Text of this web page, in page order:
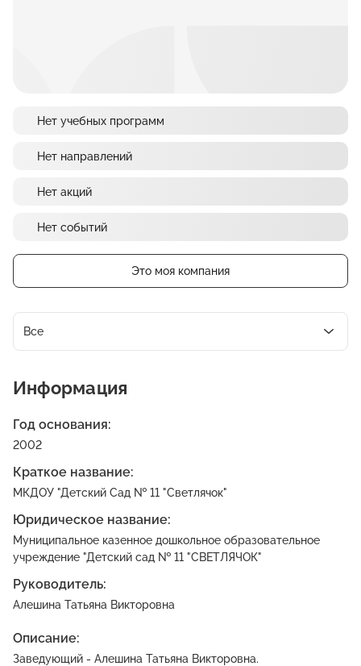
Нет учебных программ
Нет направлений
Нет акций
Нет событий
Это моя компания
Все
Информация
Год основания:
2002
Краткое название:
МКДОУ "Детский Сад № 11 "Светлячок"
Юридическое название:
Муниципальное казенное дошкольное образовательное
учреждение "Детский сад № 11 "СВЕТЛЯЧОК"
Руководитель:
Алешина Татьяна Викторовна
Описание:
Заведующий - Алешина Татьяна Викторовна.